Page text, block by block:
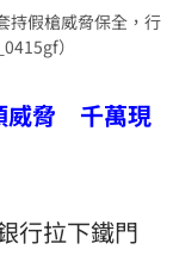
持假槍威脅保全，行
）
威脅 千萬現
行拉下鐵門